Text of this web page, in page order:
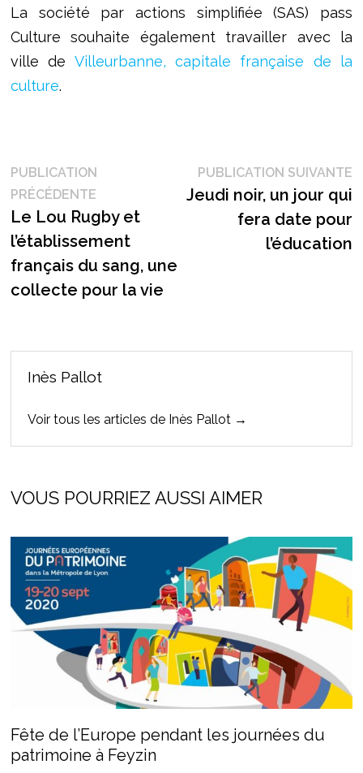
La société par actions simplifiée (SAS) pass
Culture souhaite également travailler avec la
ville de Villeurbanne, capitale française de la
culture.
Navigation
de
l’article
PUBLICATION
PRÉCÉDENTEPublication
précédente :
Le Lou Rugby et
l’établissement
français du sang, une
collecte pour la vie
PUBLICATION SUIVANTE
Jeudi noir, un jour qui
fera date pour
l’éducation
Inès Pallot
Voir tous les articles de Inès Pallot →
VOUS POURRIEZ AUSSI AIMER
Fête de l’Europe pendant les journées du
patrimoine à Feyzin